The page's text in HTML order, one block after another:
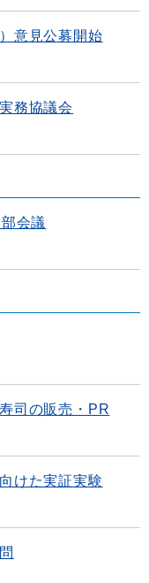
意見公募開始
務協議会
会議
司の販売・PR
けた実証実験